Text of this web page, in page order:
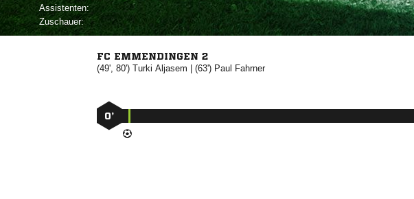
Assistenten:
Zuschauer:
FC EMMENDINGEN 2
(49', 80')   | (63')  
0’